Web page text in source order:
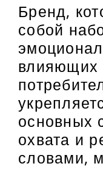
Бренд,
собой
влияющих
основных
охвата и
словами,